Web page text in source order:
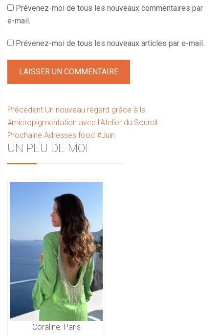
Prévenez-moi de tous les nouveaux commentaires par
e-mail.
Prévenez-moi de tous les nouveaux articles par e-mail.
Navigation
de
l’article
Précedent Article
précédent :
Un nouveau regard grâce à la
#micropigmentation avec l’Atelier du Sourcil
Prochaine Article
suivant :
Adresses food #Juin
Sidebar
UN PEU DE MOI
Coraline, Paris